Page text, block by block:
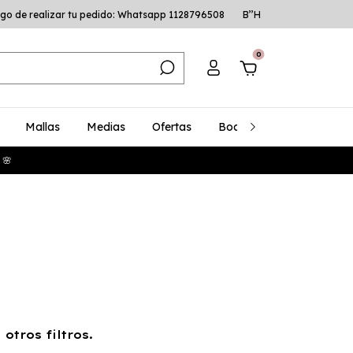
de realizar tu pedido: Whatsapp 1128796508 B’’H
0
Mallas Medias Ofertas Bodys
otros filtros.